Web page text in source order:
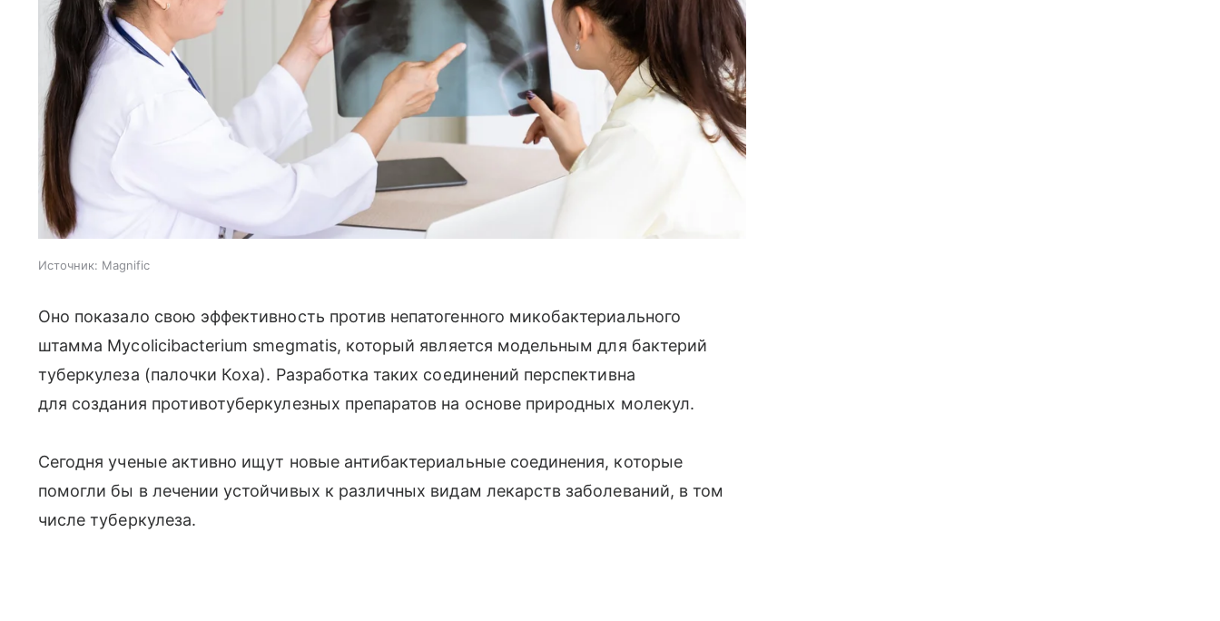
Источник: Magnific
Оно показало свою эффективность против непатогенного микобактериального
штамма Mycolicibacterium smegmatis, который является модельным для бактерий
туберкулеза (палочки Коха). Разработка таких соединений перспективна
для создания противотуберкулезных препаратов на основе природных молекул.
Сегодня ученые активно ищут новые антибактериальные соединения, которые
помогли бы в лечении устойчивых к различных видам лекарств заболеваний, в том
числе туберкулеза.